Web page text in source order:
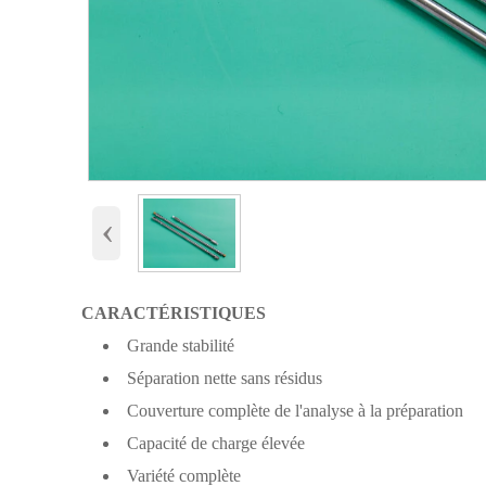
‹
CARACTÉRISTIQUES
Grande stabilité
Séparation nette sans résidus
Couverture complète de l'analyse à la préparation
Capacité de charge élevée
Variété complète